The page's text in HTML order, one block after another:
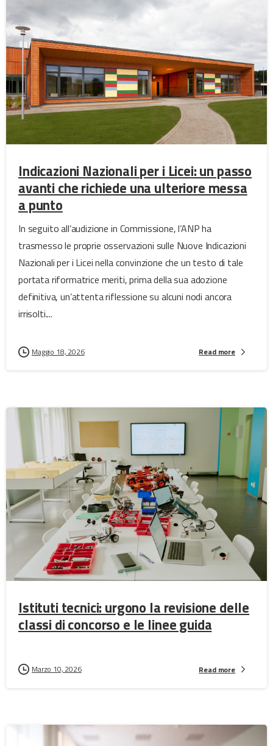
Indicazioni Nazionali per i Licei: un passo
avanti che richiede una ulteriore messa
a punto
In seguito all’audizione in Commissione, l’ANP ha
trasmesso le proprie osservazioni sulle Nuove Indicazioni
Nazionali per i Licei nella convinzione che un testo di tale
portata riformatrice meriti, prima della sua adozione
definitiva, un’attenta riflessione su alcuni nodi ancora
irrisolti....
Maggio 18, 2026 Read more
Istituti tecnici: urgono la revisione delle
classi di concorso e le linee guida
Marzo 10, 2026 Read more